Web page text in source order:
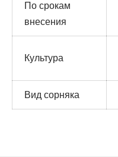
По срокам
внесения
Культура
Вид сорняка